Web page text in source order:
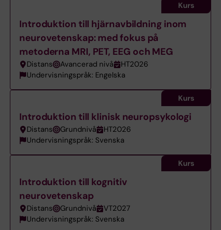
Introduktion till hjärnavbildning inom
neurovetenskap: med fokus på
metoderna MRI, PET, EEG och MEG
Distans Avancerad nivå
HT2026
Undervisningspråk: Engelska
Kurs
Introduktion till klinisk neuropsykologi
Distans Grundnivå
HT2026
Undervisningspråk: Svenska
Kurs
Introduktion till kognitiv
neurovetenskap
Distans Grundnivå
VT2027
Undervisningspråk: Svenska
Kurs